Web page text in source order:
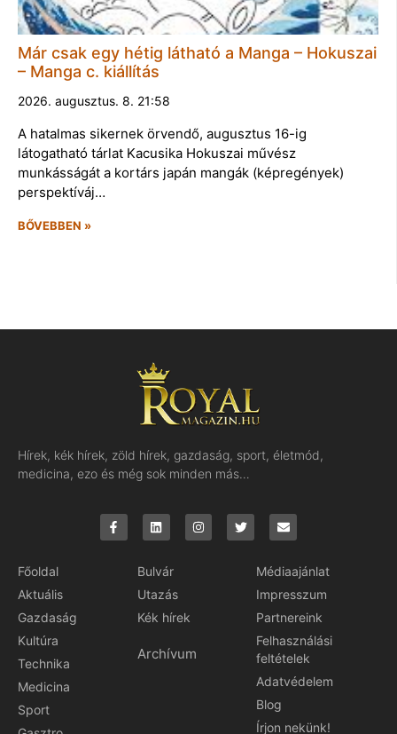
Már csak egy hétig látható a Manga – Hokuszai
– Manga c. kiállítás
2026. augusztus. 8. 21:58
A hatalmas sikernek örvendő, augusztus 16-ig
látogatható tárlat Kacusika Hokuszai művész
munkásságát a kortárs japán mangák (képregények)
perspektíváj…
BŐVEBBEN »
Hírek, kék hírek, zöld hírek, gazdaság, sport, életmód,
medicina, ezo és még sok minden más…
Főoldal
Aktuális
Gazdaság
Kultúra
Technika
Medicina
Sport
Bulvár
Utazás
Kék hírek
Archívum
Médiaajánlat
Impresszum
Partnereink
Felhasználási
feltételek
Adatvédelem
Blog
Írjon nekünk!